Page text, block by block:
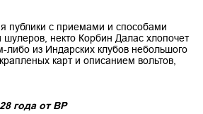
публики с приемами и способами
некто Корбин Далас хлопочет
либо из Индарских клубов небольшого
карт и описанием вольтов,
года от ВР